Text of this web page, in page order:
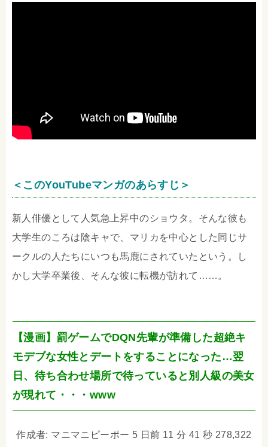
＜このYouTubeマンガのあらすじ＞
新人俳優として人気急上昇中のショウタ。そんな彼も
大学生のころは陰キャで、マリカを中心とした同じサ
ークルの人たちにいつも馬鹿にされていたという。し
かし大学卒業後、そんな彼に転機が訪れて……。
【漫画】罰ゲームでDQN先輩が準備した超絶キ
モデブな女性とデートをすることになった…翌
日、待ち合わせ場所で待っていると別人級の美女
が現れて・・・www
作成者: マニマニピーポー 5 日前 11 分 41 秒 278,322